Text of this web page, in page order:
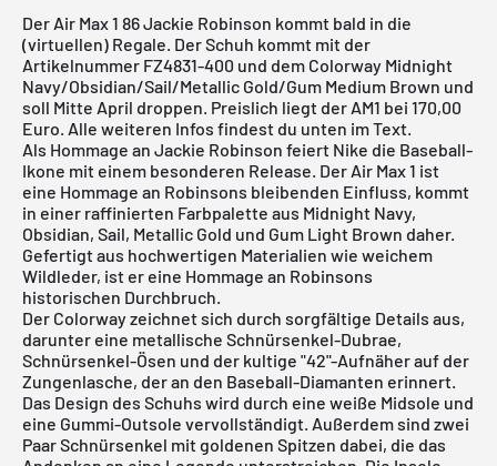
Der Air Max 1 86 Jackie Robinson kommt bald in die
(virtuellen) Regale. Der Schuh kommt mit der
Artikelnummer FZ4831-400 und dem Colorway Midnight
Navy/Obsidian/Sail/Metallic Gold/Gum Medium Brown und
soll Mitte April droppen. Preislich liegt der AM1 bei 170,00
Euro. Alle weiteren Infos findest du unten im Text.
Als Hommage an Jackie Robinson feiert Nike die Baseball-
Ikone mit einem besonderen Release. Der Air Max 1 ist
eine Hommage an Robinsons bleibenden Einfluss, kommt
in einer raffinierten Farbpalette aus Midnight Navy,
Obsidian, Sail, Metallic Gold und Gum Light Brown daher.
Gefertigt aus hochwertigen Materialien wie weichem
Wildleder, ist er eine Hommage an Robinsons
historischen Durchbruch.
Der Colorway zeichnet sich durch sorgfältige Details aus,
darunter eine metallische Schnürsenkel-Dubrae,
Schnürsenkel-Ösen und der kultige "42"-Aufnäher auf der
Zungenlasche, der an den Baseball-Diamanten erinnert.
Das Design des Schuhs wird durch eine weiße Midsole und
eine Gummi-Outsole vervollständigt. Außerdem sind zwei
Paar Schnürsenkel mit goldenen Spitzen dabei, die das